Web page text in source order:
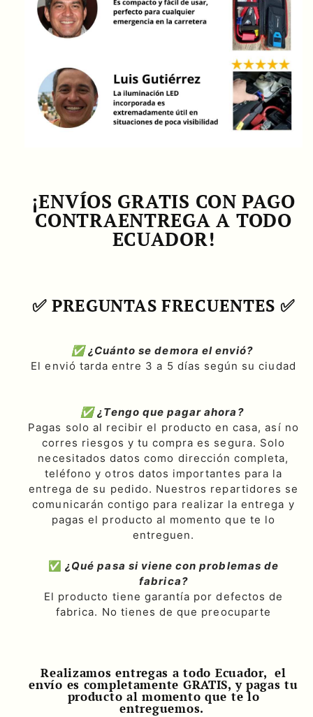
¡ENVÍOS GRATIS CON PAGO
CONTRAENTREGA A TODO
ECUADOR!
✅ PREGUNTAS FRECUENTES ✅
✅ ¿Cuánto se demora el envió?
El envió tarda entre 3 a 5 días según su ciudad
✅ ¿Tengo que pagar ahora?
Pagas solo al recibir el producto en casa, así no
corres riesgos y tu compra es segura. Solo
necesitados datos como dirección completa,
teléfono y otros datos importantes para la
entrega de su pedido. Nuestros repartidores se
comunicarán contigo para realizar la entrega y
pagas el producto al momento que te lo
entreguen.
✅¿Qué pasa si viene con problemas de
fabrica?
El producto tiene garantía por defectos de
fabrica. No tienes de que preocuparte
Realizamos entregas a todo Ecuador, el
envío es completamente GRATIS, y pagas tu
producto al momento que te lo
entreguemos.